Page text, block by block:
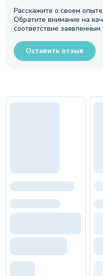
Расскажите о своем
Обратите внимание на
соответствие заявленным
Оставить отзыв